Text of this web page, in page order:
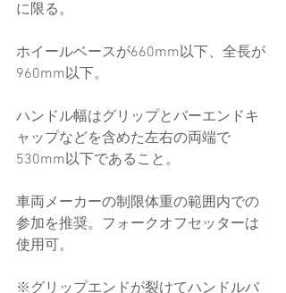
に限る。
ホイールベースが660mm以下、全長が
960mm以下。
ハンドル幅はグリップとバーエンドキ
ャップなどを含めた左右の両端で
530mm以下であること。
車両メーカーの制限体重の範囲内での
参加を推奨。フォークオフセッターは
使用可。
※グリップエンドが裂けてハンドルバ